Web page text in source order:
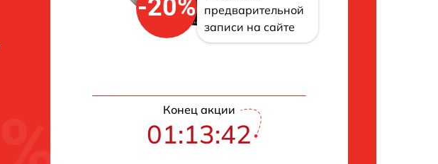
-20%
предварительной
записи на сайте
Конец акции
01:13:42